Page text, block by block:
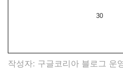
30
작성자: 구글코리아 블로그 운